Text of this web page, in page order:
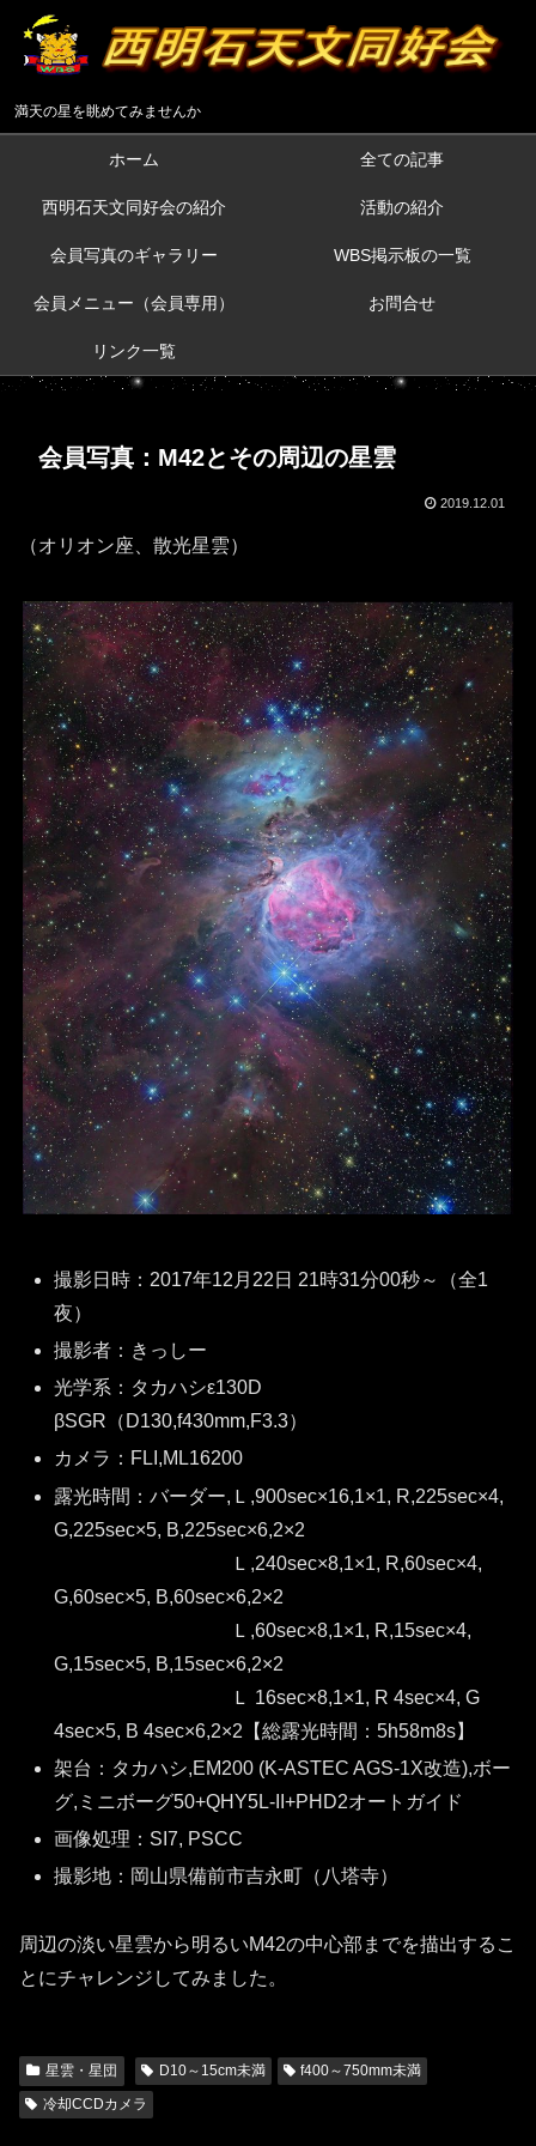
満天の星を眺めてみませんか
ホーム 全ての記事
西明石天文同好会の紹介 活動の紹介
会員写真のギャラリー WBS掲示板の一覧
会員メニュー（会員専用） お問合せ
リンク一覧
会員写真：M42とその周辺の星雲
2019.12.01
（オリオン座、散光星雲）
撮影日時：2017年12月22日 21時31分00秒～（全1
夜）
撮影者：きっしー
光学系：タカハシε130D
βSGR（D130,f430mm,F3.3）
カメラ：FLI,ML16200
露光時間：バーダー,Ｌ,900sec×16,1×1, R,225sec×4,
G,225sec×5, B,225sec×6,2×2
Ｌ,240sec×8,1×1, R,60sec×4,
G,60sec×5, B,60sec×6,2×2
Ｌ,60sec×8,1×1, R,15sec×4,
G,15sec×5, B,15sec×6,2×2
Ｌ 16sec×8,1×1, R 4sec×4, G
4sec×5, B 4sec×6,2×2【総露光時間：5h58m8s】
架台：タカハシ,EM200 (K-ASTEC AGS-1X改造),ボー
グ,ミニボーグ50+QHY5L-II+PHD2オートガイド
画像処理：SI7, PSCC
撮影地：岡山県備前市吉永町（八塔寺）
周辺の淡い星雲から明るいM42の中心部までを描出するこ
とにチャレンジしてみました。
星雲・星団 D10～15cm未満
f400～750mm未満
冷却CCDカメラ